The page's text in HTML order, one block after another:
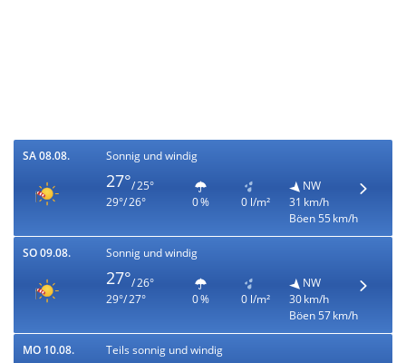
SA 08.08. Sonnig und windig
27°/ 25°
29°/ 26°
0 % 0 l/m²
NW
31 km/h
Böen 55 km/h
SO 09.08. Sonnig und windig
27°/ 26°
29°/ 27°
0 % 0 l/m²
NW
30 km/h
Böen 57 km/h
MO 10.08. Teils sonnig und windig